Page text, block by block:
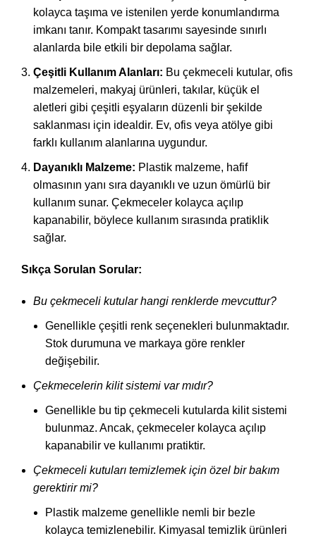
kolayca taşıma ve istenilen yerde konumlandırma
imkanı tanır. Kompakt tasarımı sayesinde sınırlı
alanlarda bile etkili bir depolama sağlar.
Çeşitli Kullanım Alanları: Bu çekmeceli kutular, ofis
malzemeleri, makyaj ürünleri, takılar, küçük el
aletleri gibi çeşitli eşyaların düzenli bir şekilde
saklanması için idealdir. Ev, ofis veya atölye gibi
farklı kullanım alanlarına uygundur.
Dayanıklı Malzeme: Plastik malzeme, hafif
olmasının yanı sıra dayanıklı ve uzun ömürlü bir
kullanım sunar. Çekmeceler kolayca açılıp
kapanabilir, böylece kullanım sırasında pratiklik
sağlar.
Sıkça Sorulan Sorular:
Bu çekmeceli kutular hangi renklerde mevcuttur?
Genellikle çeşitli renk seçenekleri bulunmaktadır.
Stok durumuna ve markaya göre renkler
değişebilir.
Çekmecelerin kilit sistemi var mıdır?
Genellikle bu tip çekmeceli kutularda kilit sistemi
bulunmaz. Ancak, çekmeceler kolayca açılıp
kapanabilir ve kullanımı pratiktir.
Çekmeceli kutuları temizlemek için özel bir bakım
gerektirir mi?
Plastik malzeme genellikle nemli bir bezle
kolayca temizlenebilir. Kimyasal temizlik ürünleri